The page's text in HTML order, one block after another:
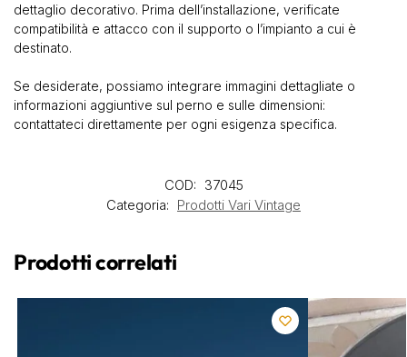
dettaglio decorativo. Prima dell’installazione, verificate
compatibilità e attacco con il supporto o l’impianto a cui è
destinato.
Se desiderate, possiamo integrare immagini dettagliate o
informazioni aggiuntive sul perno e sulle dimensioni:
contattateci direttamente per ogni esigenza specifica.
COD: 37045
Categoria: Prodotti Vari Vintage
Prodotti correlati